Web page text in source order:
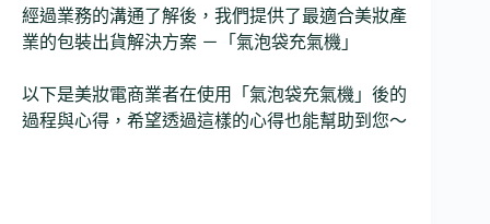
經過業務的溝通了解後，我們提供了最適合美妝產
業的包裝出貨解決方案 －「氣泡袋充氣機」
以下是美妝電商業者在使用「氣泡袋充氣機」後的
過程與心得，希望透過這樣的心得也能幫助到您～